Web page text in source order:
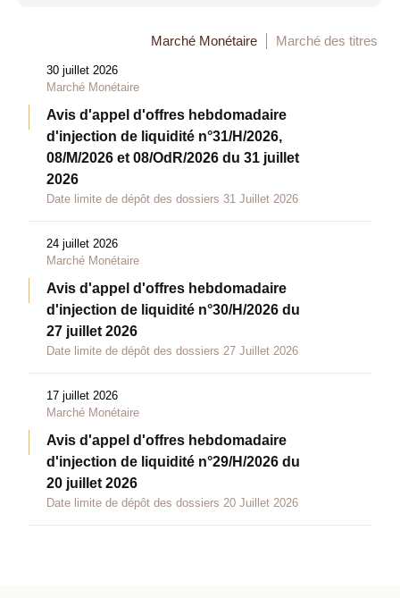
Marché Monétaire Marché des titres
30 juillet 2026
Marché Monétaire
Avis d'appel d'offres hebdomadaire
d'injection de liquidité n°31/H/2026,
08/M/2026 et 08/OdR/2026 du 31 juillet
2026
Date limite de dépôt des dossiers 31 Juillet 2026
24 juillet 2026
Marché Monétaire
Avis d'appel d'offres hebdomadaire
d'injection de liquidité n°30/H/2026 du
27 juillet 2026
Date limite de dépôt des dossiers 27 Juillet 2026
17 juillet 2026
Marché Monétaire
Avis d'appel d'offres hebdomadaire
d'injection de liquidité n°29/H/2026 du
20 juillet 2026
Date limite de dépôt des dossiers 20 Juillet 2026